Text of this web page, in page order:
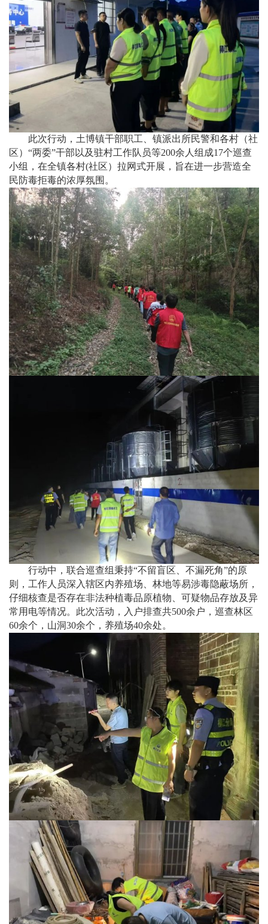
此次行动，土博镇干部职工、镇派出所民警和各村（社
区）“两委”干部以及驻村工作队员等200余人组成17个巡查
小组，在全镇各村(社区）拉网式开展，旨在进一步营造全
民防毒拒毒的浓厚氛围。
行动中，联合巡查组秉持“不留盲区、不漏死角”的原
则，工作人员深入辖区内养殖场、林地等易涉毒隐蔽场所，
仔细核查是否存在非法种植毒品原植物、可疑物品存放及异
常用电等情况。此次活动，入户排查共500余户，巡查林区
60余个，山洞30余个，养殖场40余处。